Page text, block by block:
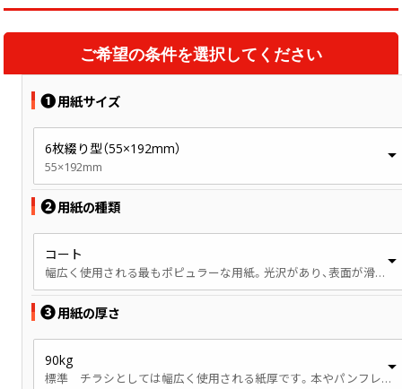
ご希望の条件を選択してください
❶用紙サイズ
6枚綴り型（55×192mm）
55×192mm
❷用紙の種類
コート
幅広く使用される最もポピュラーな用紙。光沢があり、表面が滑らかです。
❸用紙の厚さ
90kg
標準 チラシとしては幅広く使用される紙厚です。本やパンフレットでは、やや薄手の印象です。